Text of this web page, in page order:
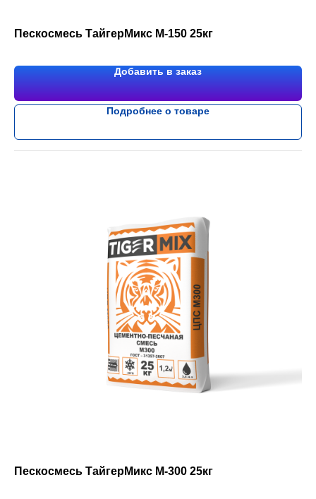
Пескосмесь ТайгерМикс М-150 25кг
Добавить в заказ
Подробнее о товаре
Пескосмесь ТайгерМикс М-300 25кг